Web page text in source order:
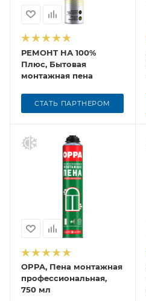
РЕМОНТ НА 100%
Плюс, Бытовая
монтажная пена
СТАТЬ ПАРТНЕРОМ
OPPA, Пена монтажная
профессиональная,
750 мл